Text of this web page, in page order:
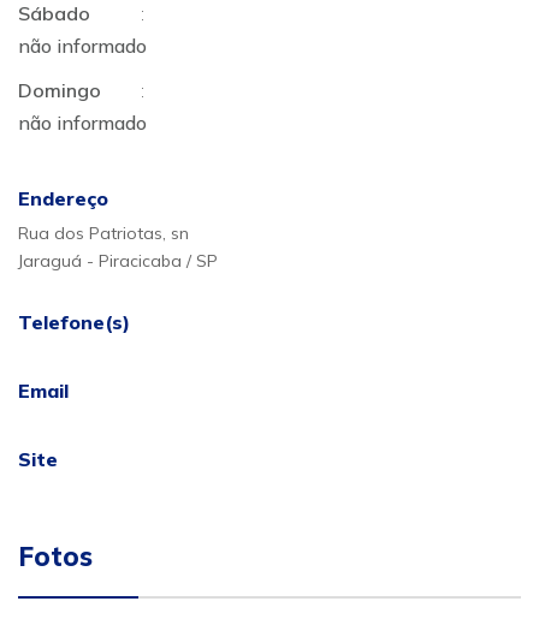
Sábado
:
não informado
Domingo
:
não informado
Endereço
Rua dos Patriotas, sn
Jaraguá - Piracicaba / SP
Telefone(s)
Email
Site
Fotos